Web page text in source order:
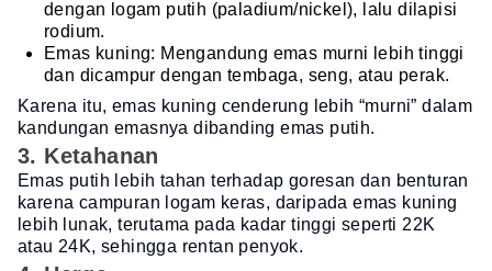
dengan logam putih (paladium/nickel), lalu dilapisi
rodium.
Emas kuning: Mengandung emas murni lebih tinggi
dan dicampur dengan tembaga, seng, atau perak.
Karena itu, emas kuning cenderung lebih “murni” dalam
kandungan emasnya dibanding emas putih.
3. Ketahanan
Emas putih lebih tahan terhadap goresan dan benturan
karena campuran logam keras, daripada emas kuning
lebih lunak, terutama pada kadar tinggi seperti 22K
atau 24K, sehingga rentan penyok.